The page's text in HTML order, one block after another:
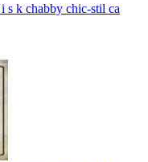
k chabby chic-stil ca